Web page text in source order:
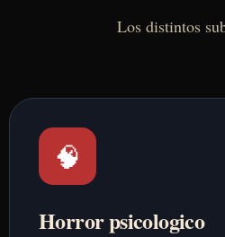
Los distintos
🧠
Horror psicologico